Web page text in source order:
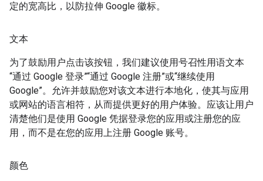
定的宽高比，以防拉伸 Google 徽标。
文本
为了鼓励用户点击该按钮，我们建议使用号召性用语文本
“通过 Google 登录”“通过 Google 注册”或“继续使用
Google”。允许并鼓励您对该文本进行本地化，使其与应用
或网站的语言相符，从而提供更好的用户体验。应该让用户
清楚他们是使用 Google 凭据登录您的应用或注册您的应
用，而不是在您的应用上注册 Google 账号。
颜色